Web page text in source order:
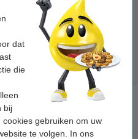
dat
die
bij
gebruiken om uw
te volgen. In ons
€ 33,50 Incl. 21% btw